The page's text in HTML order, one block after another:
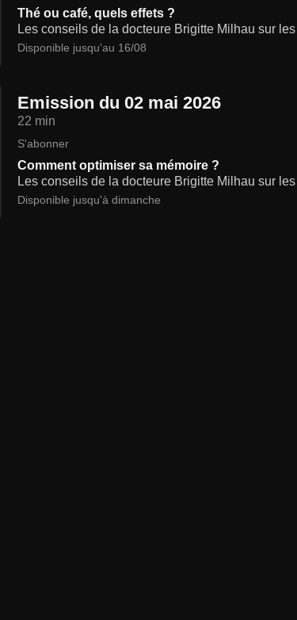
Thé ou café, quels effets ?
Les conseils de la docteure Brigitte Milhau sur
Disponible jusqu'au 16/08
Emission du 02 mai 2026
22 min
S'abonner
Comment optimiser sa mémoire ?
Les conseils de la docteure Brigitte Milhau sur
Disponible jusqu'à dimanche